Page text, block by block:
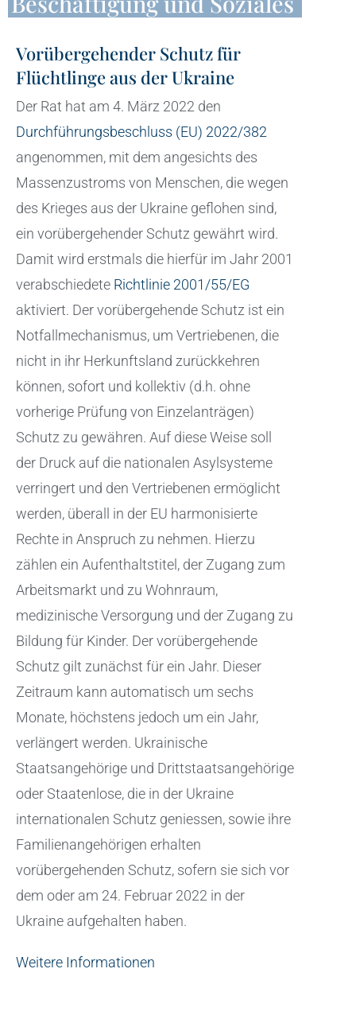
Vorübergehender Schutz für
Flüchtlinge aus der Ukraine
Der Rat hat am 4. März 2022 den
Durchführungsbeschluss (EU) 2022/382
angenommen, mit dem angesichts des
Massenzustroms von Menschen, die wegen
des Krieges aus der Ukraine geflohen sind,
ein vorübergehender Schutz gewährt wird.
Damit wird erstmals die hierfür im Jahr 2001
verabschiedete Richtlinie 2001/55/EG
aktiviert. Der vorübergehende Schutz ist ein
Notfallmechanismus, um Vertriebenen, die
nicht in ihr Herkunftsland zurückkehren
können, sofort und kollektiv (d.h. ohne
vorherige Prüfung von Einzelanträgen)
Schutz zu gewähren. Auf diese Weise soll
der Druck auf die nationalen Asylsysteme
verringert und den Vertriebenen ermöglicht
werden, überall in der EU harmonisierte
Rechte in Anspruch zu nehmen. Hierzu
zählen ein Aufenthaltstitel, der Zugang zum
Arbeitsmarkt und zu Wohnraum,
medizinische Versorgung und der Zugang zu
Bildung für Kinder. Der vorübergehende
Schutz gilt zunächst für ein Jahr. Dieser
Zeitraum kann automatisch um sechs
Monate, höchstens jedoch um ein Jahr,
verlängert werden. Ukrainische
Staatsangehörige und Drittstaatsangehörige
oder Staatenlose, die in der Ukraine
internationalen Schutz geniessen, sowie ihre
Familienangehörigen erhalten
vorübergehenden Schutz, sofern sie sich vor
dem oder am 24. Februar 2022 in der
Ukraine aufgehalten haben.
Weitere Informationen